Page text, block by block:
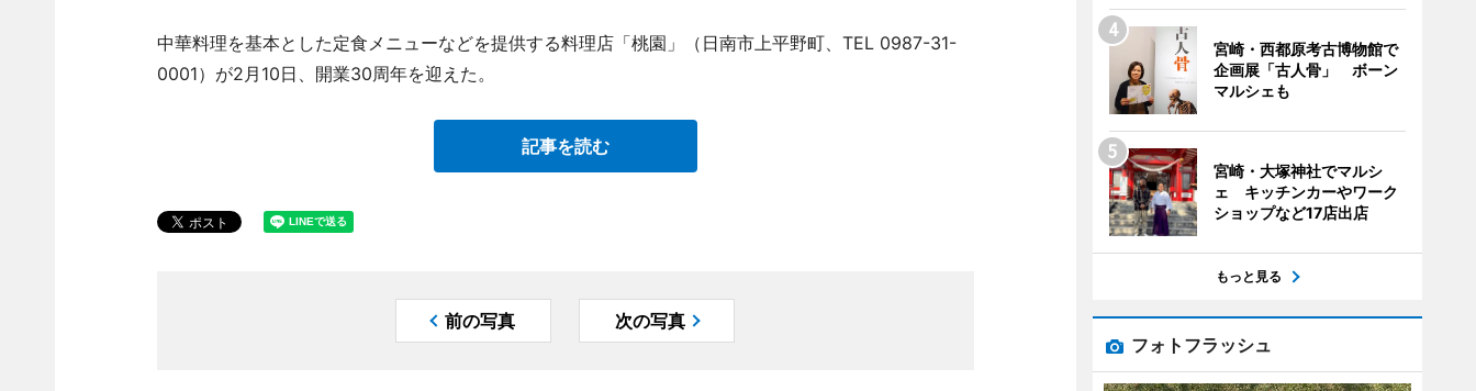
中華料理を基本とした定食メニューなどを提供する料理店「桃園」（日南市上平野町、TEL 0987-31-
0001）が2月10日、開業30周年を迎えた。
記事を読む
前の写真 次の写真
宮崎・西都原考古博物館で
企画展「古人骨」 ボーン
マルシェも
宮崎・大塚神社でマルシ
ェ キッチンカーやワーク
ショップなど17店出店
もっと見る
フォトフラッシュ